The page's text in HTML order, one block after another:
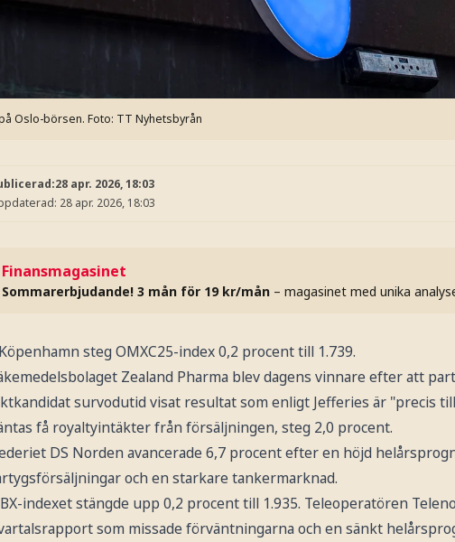
Oslo-börsen. Foto: TT Nyhetsbyrån
28 apr. 2026, 18:03
28 apr. 2026, 18:03
Finansmagasinet
Sommarerbjudande! 3 mån för 19 kr/mån – magasinet med unika
steg OMXC25-index 0,2 procent till 1.739.
Zealand Pharma blev dagens vinnare efter att
survodutid visat resultat som enligt Jefferies är "precis
få royaltyintäkter från försäljningen, steg 2,0 procent.
DS Norden avancerade 6,7 procent efter en höjd
och en starkare tankermarknad.
indexet stängde upp 0,2 procent till 1.935. Teleoperatören
som missade förväntningarna och en sänkt